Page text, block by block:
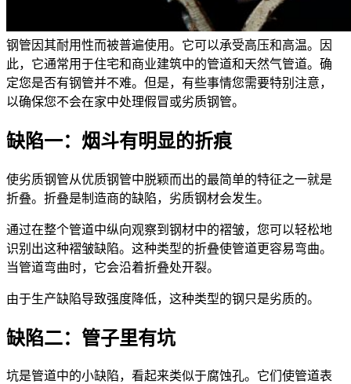
钢管因其耐用性而被普遍使用。它可以承受高压和高温。因
此，它通常用于住宅和商业建筑中的管道和天然气管道。确
定您是否有钢管并不难。但是，有些事情您需要特别注意，
以确保您不会在家中处理假冒或劣质钢管。
缺陷一：烟斗有明显的折痕
使劣质钢管从优质钢管中脱颖而出的最简单的特征之一就是
折叠。折叠是制造商的缺陷，劣质钢材会发生。
通过在整个管道中纵向观察到钢材中的褶皱，您可以轻松地
识别出这种褶皱缺陷。这种类型的折叠使管道更容易弯曲。
当管道弯曲时，它会沿着折叠处开裂。
由于生产缺陷导致强度降低，这种类型的钢只是劣质的。
缺陷二： 管子里有坑
坑是管道中的小缺陷，看起来类似于腐蚀孔。它们使管道表